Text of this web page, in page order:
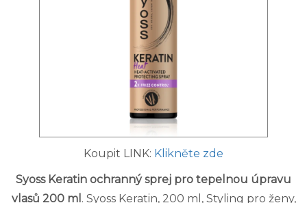
Koupit LINK: Klikněte zde
Syoss Keratin ochranný sprej pro tepelnou úpravu
vlasů 200 ml . Syoss Keratin, 200 ml, Styling pro ženy,